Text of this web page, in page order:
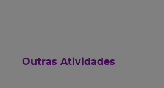
Outras Atividades